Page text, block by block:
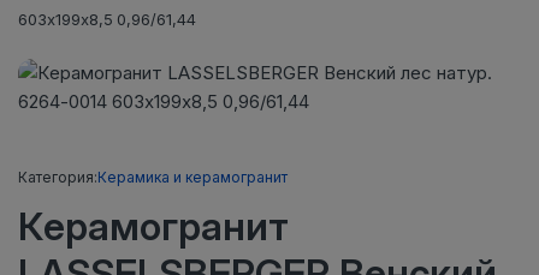
603х199х8,5 0,96/61,44
Категория:Керамика и керамогранит
Керамогранит